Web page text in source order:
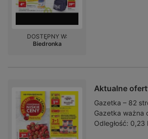
DOSTĘPNY W:
Biedronka
Aktualne
Gazetka – 82
Gazetka ważna
Odległość: 0,23